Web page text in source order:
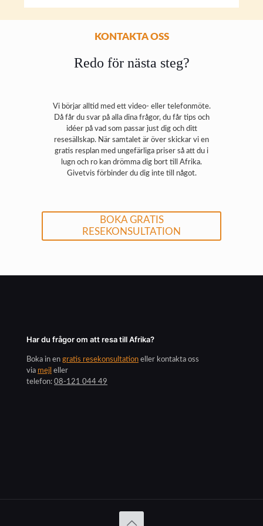
KONTAKTA OSS
Redo för nästa steg?
Vi börjar alltid med ett video- eller telefonmöte.
Då får du svar på alla dina frågor, du får tips och
idéer på vad som passar just dig och ditt
resesällskap. När samtalet är över skickar vi en
gratis resplan med ungefärliga priser så att du i
lugn och ro kan drömma dig bort till Afrika.
Givetvis förbinder du dig inte till något.
BOKA GRATIS
RESEKONSULTATION
Har du frågor om att resa till Afrika?
Boka in en gratis resekonsultation eller kontakta oss
via mejl eller
telefon: 08-121 044 49